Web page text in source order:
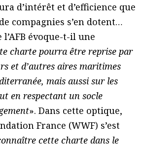
d’intérêt et d’efficience que
compagnies s’en dotent…
évoque-t-il une
charte pourra être reprise par
et d’autres aires maritimes
mais aussi sur les
en respectant un socle
». Dans cette optique,
France (WWF) s’est
cette charte dans le